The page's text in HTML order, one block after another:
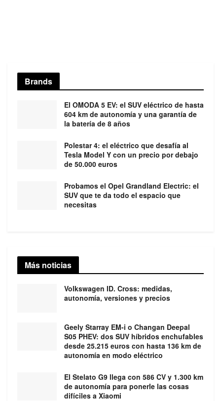
Brands
El OMODA 5 EV: el SUV eléctrico de hasta
604 km de autonomía y una garantía de
la batería de 8 años
Polestar 4: el eléctrico que desafía al
Tesla Model Y con un precio por debajo
de 50.000 euros
Probamos el Opel Grandland Electric: el
SUV que te da todo el espacio que
necesitas
Más noticias
Volkswagen ID. Cross: medidas,
autonomía, versiones y precios
Geely Starray EM-i o Changan Deepal
S05 PHEV: dos SUV híbridos enchufables
desde 25.215 euros con hasta 136 km de
autonomía en modo eléctrico
El Stelato G9 llega con 586 CV y 1.300 km
de autonomía para ponerle las cosas
difíciles a Xiaomi